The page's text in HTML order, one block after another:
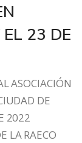
23 DE
ASOCIACIÓN
DE
2022
LA RAECO